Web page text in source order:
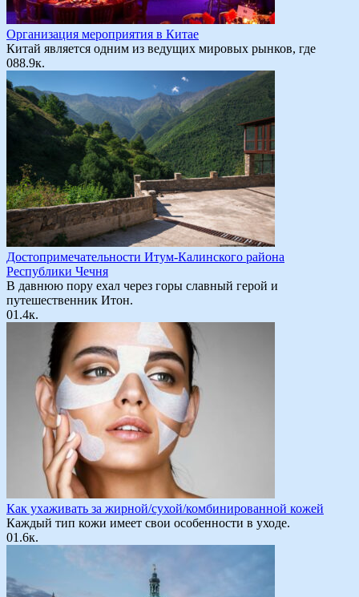
Организация мероприятия в Китае
Китай является одним из ведущих мировых рынков, где
088.9к.
Достопримечательности Итум-Калинского района
Республики Чечня
В давнюю пору ехал через горы славный герой и
путешественник Итон.
01.4к.
Как ухаживать за жирной/сухой/комбинированной кожей
Каждый тип кожи имеет свои особенности в уходе.
01.6к.